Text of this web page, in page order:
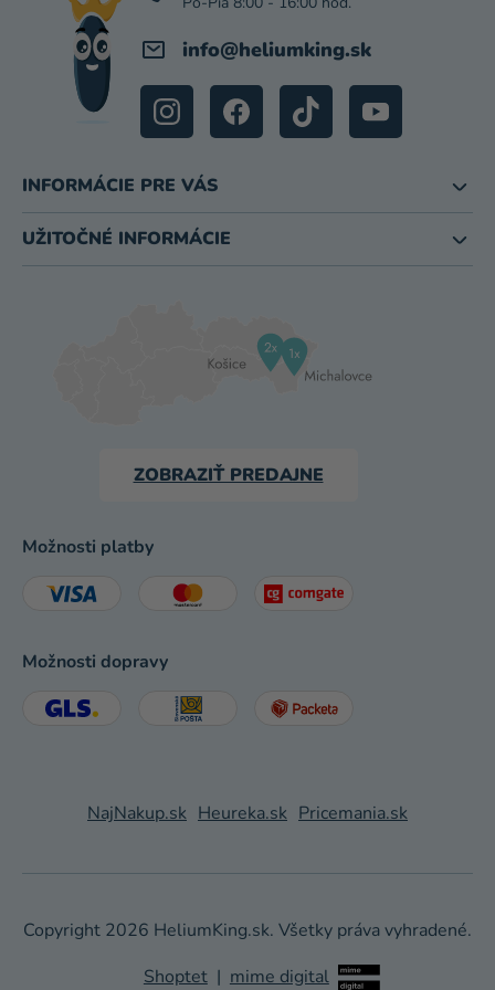
info@heliumking.sk
INFORMÁCIE PRE VÁS
UŽITOČNÉ INFORMÁCIE
ZOBRAZIŤ PREDAJNE
Možnosti platby
Možnosti dopravy
NajNakup.sk Heureka.sk Pricemania.sk
Shoptet | mime digital
Copyright 2026 HeliumKing.sk. Všetky práva vyhradené.